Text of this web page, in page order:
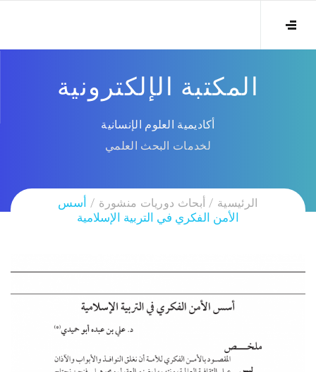
المكتبة الإلكترونية
أكاديمية العلوم الإنسانية
لخدمات البحث العلمي
الرئيسية أبحاث دوريات منشورة
أسس
الأمن الفكري في التربية الإسلامية